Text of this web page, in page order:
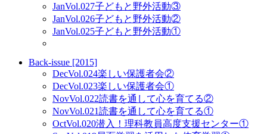
JanVol.027子どもと野外活動③
JanVol.026子どもと野外活動②
JanVol.025子どもと野外活動①
Back-issue [2015]
DecVol.024楽しい保護者会②
DecVol.023楽しい保護者会①
NovVol.022読書を通して心を育てる②
NovVol.021読書を通して心を育てる①
OctVol.020潜入！理科教員高度支援センター①